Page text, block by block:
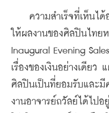
ความสำเร็จที่เห็นได้
ให้ผลงานของศิลปินไทย
Inaugural Evening
เรื่องของเงินอย่างเดียว
ศิลปินเป็นที่ยอมรับและมี
งานอาจารย์ถวัลย์ได้ไป